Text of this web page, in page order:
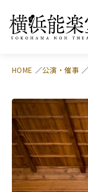
HOME 公演・催事